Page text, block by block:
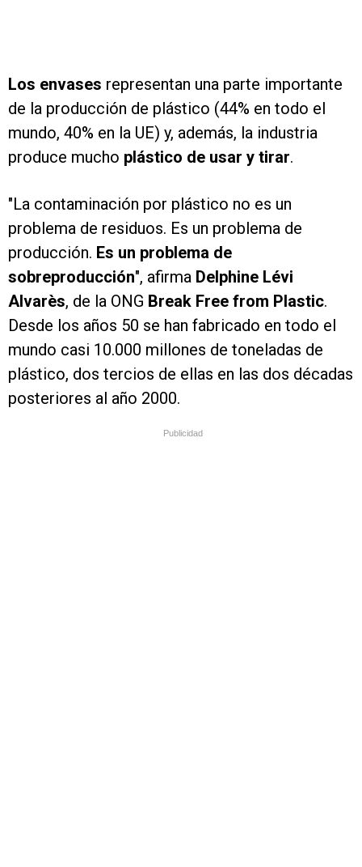
Los envases representan una parte importante
de la producción de plástico (44% en todo el
mundo, 40% en la UE) y, además, la industria
produce mucho plástico de usar y tirar.
"La contaminación por plástico no es un
problema de residuos. Es un problema de
producción. Es un problema de
sobreproducción", afirma Delphine Lévi
Alvarès, de la ONG Break Free from Plastic.
Desde los años 50 se han fabricado en todo el
mundo casi 10.000 millones de toneladas de
plástico, dos tercios de ellas en las dos décadas
posteriores al año 2000.
Publicidad